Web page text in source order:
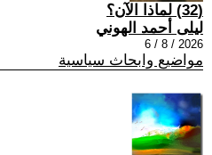
(32) لماذا الآن؟
ليلى أحمد الهوني
2026 / 8 / 6
مواضيع وابحاث سياسية